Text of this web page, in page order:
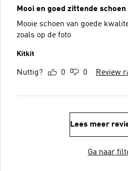
Mooi en goed zittende schoen
Mooie schoen van goede
zoals op de foto
Kitkit
Nuttig? 0 0 Review
Lees meer
Ga naar